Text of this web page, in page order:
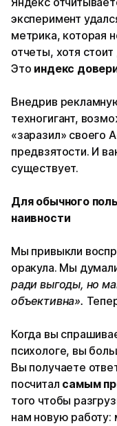
эксперимент
метрика, которая
отчеты, хотя
Это индекс
Внедрив
техногигант,
«заразил» своего
предвзятости. И
существует.
Для обычного
наивности
Мы привыкли
оракула. Мы
ради выгоды, но
объективна».
Когда вы
психологе, вы
Вы получаете
посчитал самым
того чтобы
нам новую